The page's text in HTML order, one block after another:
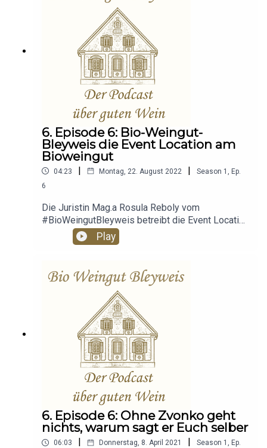
6. Episode 6: Bio-Weingut-
Bleyweis die Event Location am
Bioweingut
04:23 | Montag, 22. August 2022 | Season 1 , Ep.
6
Die Juristin Mag.a Rosula Reboly vom
#BioWeingutBleyweis betreibt die Event Location
am Bioweingut. Heiraten, Taufen,
Weinverkostungen und Firmen Incentives... ... in
welche Möglichkeiten es für Ihr gelungenes,
einmaliges Event es gibt! Listen &
Feel!https://bleyweis.at
Play
6. Episode 6: Ohne Zvonko geht
nichts, warum sagt er Euch selber
06:03 | Donnerstag, 8. April 2021 | Season 1 , Ep.